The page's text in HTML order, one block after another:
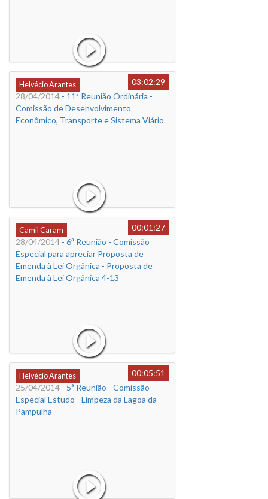
Helvécio Arantes
03:02:29
28/04/2014 - 11ª Reunião Ordinária -
Comissão de Desenvolvimento
Econômico, Transporte e Sistema Viário
Camil Caram
00:01:27
28/04/2014 - 6ª Reunião - Comissão
Especial para apreciar Proposta de
Emenda à Lei Orgânica - Proposta de
Emenda à Lei Orgânica 4-13
Helvécio Arantes
00:05:51
25/04/2014 - 5ª Reunião - Comissão
Especial Estudo - Limpeza da Lagoa da
Pampulha